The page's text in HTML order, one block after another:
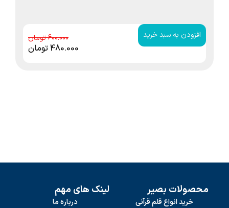
افزودن به سبد خرید 600.000
480.000تومان
محصولات بصیر
خرید انواع قلم قرآنی
لینک های مهم
درباره ما